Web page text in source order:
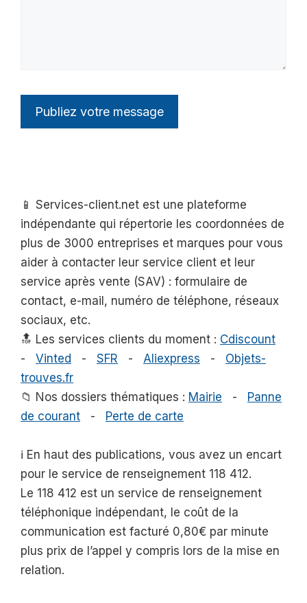
📱 Services-client.net est une plateforme
indépendante qui répertorie les coordonnées de
plus de 3000 entreprises et marques pour vous
aider à contacter leur service client et leur
service après vente (SAV) : formulaire de
contact, e-mail, numéro de téléphone, réseaux
sociaux, etc.
🔝 Les services clients du moment : Cdiscount
- Vinted - SFR - Aliexpress - Objets-
trouves.fr
📁 Nos dossiers thématiques : Mairie - Panne
de courant - Perte de carte
ℹ️ En haut des publications, vous avez un encart
pour le service de renseignement 118 412.
Le 118 412 est un service de renseignement
téléphonique indépendant, le coût de la
communication est facturé 0,80€ par minute
plus prix de l’appel y compris lors de la mise en
relation.